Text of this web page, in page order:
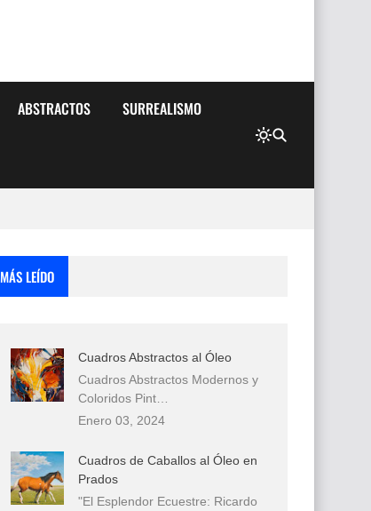
ABSTRACTOS SURREALISMO
MÁS LEÍDO
Cuadros Abstractos al Óleo
Cuadros Abstractos Modernos y
Coloridos Pint…
Enero 03, 2024
Cuadros de Caballos al Óleo en
Prados
"El Esplendor Ecuestre: Ricardo